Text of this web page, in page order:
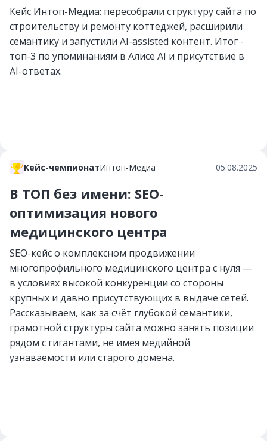
Кейс Интоп-Медиа: пересобрали структуру сайта по
строительству и ремонту коттеджей, расширили
семантику и запустили AI-assisted контент. Итог -
топ-3 по упоминаниям в Алисе AI и присутствие в
AI-ответах.
Кейс-чемпионатИнтоп-Медиа 05.08.2025
В ТОП без имени: SEO-
оптимизация нового
медицинского центра
SEO-кейс о комплексном продвижении
многопрофильного медицинского центра с нуля —
в условиях высокой конкуренции со стороны
крупных и давно присутствующих в выдаче сетей.
Рассказываем, как за счёт глубокой семантики,
грамотной структуры сайта можно занять позиции
рядом с гигантами, не имея медийной
узнаваемости или старого домена.